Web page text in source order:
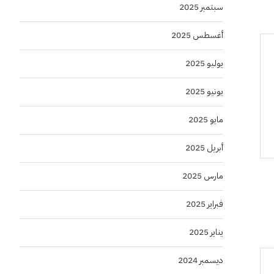
سبتمبر 2025
أغسطس 2025
يوليو 2025
يونيو 2025
مايو 2025
أبريل 2025
مارس 2025
فبراير 2025
يناير 2025
ديسمبر 2024